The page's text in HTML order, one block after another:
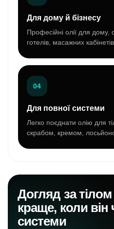
Для дому й бізнесу
Професійні олії для дому,
готелів, масажних
04
Для повної системи
Легко поєднати олію для
скрабом, кремом,
Догляд за
краще, коли він
системи